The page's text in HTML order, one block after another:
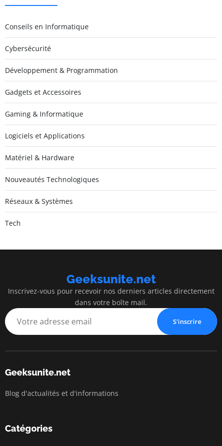
Conseils en Informatique
Cybersécurité
Développement & Programmation
Gadgets et Accessoires
Gaming & Informatique
Logiciels et Applications
Matériel & Hardware
Nouveautés Technologiques
Réseaux & Systèmes
Tech
Geeksunite.net
Inscrivez-vous pour recevoir nos derniers articles directement
dans votre boîte mail.
S'inscrire
Geeksunite.net
Blog d'actualités et d'informations
Catégories